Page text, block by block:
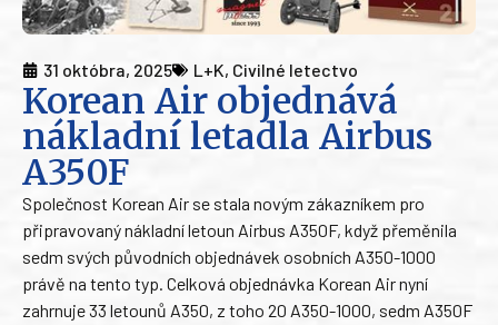
31 októbra, 2025 L+K, Civilné letectvo
Korean Air objednává
nákladní letadla Airbus
A350F
Společnost Korean Air se stala novým zákazníkem pro
připravovaný nákladní letoun Airbus A350F, když přeměnila
sedm svých původních objednávek osobních A350-1000
právě na tento typ. Celková objednávka Korean Air nyní
zahrnuje 33 letounů A350, z toho 20 A350-1000, sedm A350F